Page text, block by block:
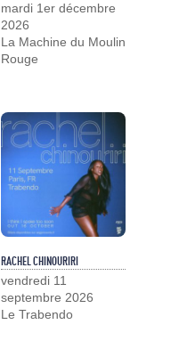
mardi 1er décembre
2026
La Machine du Moulin
Rouge
RACHEL CHINOURIRI
vendredi 11
septembre 2026
Le Trabendo